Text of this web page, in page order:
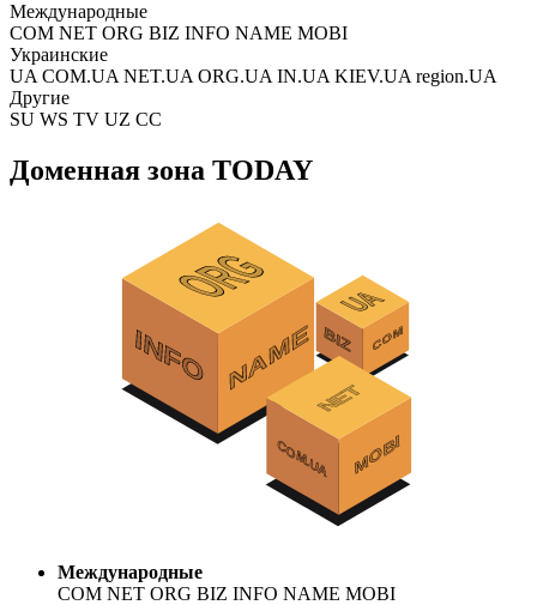
Международные
COM NET ORG BIZ INFO NAME MOBI
Украинские
UA COM.UA NET.UA ORG.UA IN.UA KIEV.UA region.UA
Другие
SU WS TV UZ CC
Доменная зона TODAY
Международные
COM NET ORG BIZ INFO NAME MOBI